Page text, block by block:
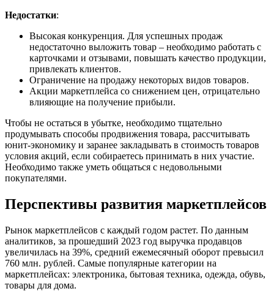
Недостатки:
Высокая конкуренция. Для успешных продаж
недостаточно выложить товар – необходимо работать с
карточками и отзывами, повышать качество продукции,
привлекать клиентов.
Ограничение на продажу некоторых видов товаров.
Акции маркетплейса со снижением цен, отрицательно
влияющие на получение прибыли.
Чтобы не остаться в убытке, необходимо тщательно
продумывать способы продвижения товара, рассчитывать
юнит-экономику и заранее закладывать в стоимость товаров
условия акций, если собираетесь принимать в них участие.
Необходимо также уметь общаться с недовольными
покупателями.
Перспективы развития маркетплейсов
Рынок маркетплейсов с каждый годом растет. По данным
аналитиков, за прошедший 2023 год выручка продавцов
увеличилась на 39%, средний ежемесячный оборот превысил
760 млн. рублей. Самые популярные категории на
маркетплейсах: электроника, бытовая техника, одежда, обувь,
товары для дома.